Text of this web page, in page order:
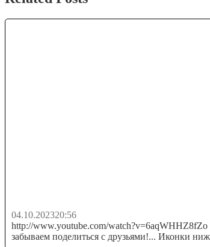
04.10.202320:56
http://www.youtube.com/
забываем поделиться с друзьями!... Иконки